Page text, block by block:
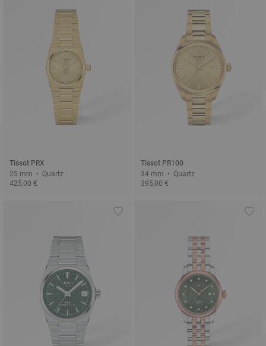
Tissot PRX
25 mm • Quartz
425,00 €
Tissot PR100
34 mm • Quartz
395,00 €